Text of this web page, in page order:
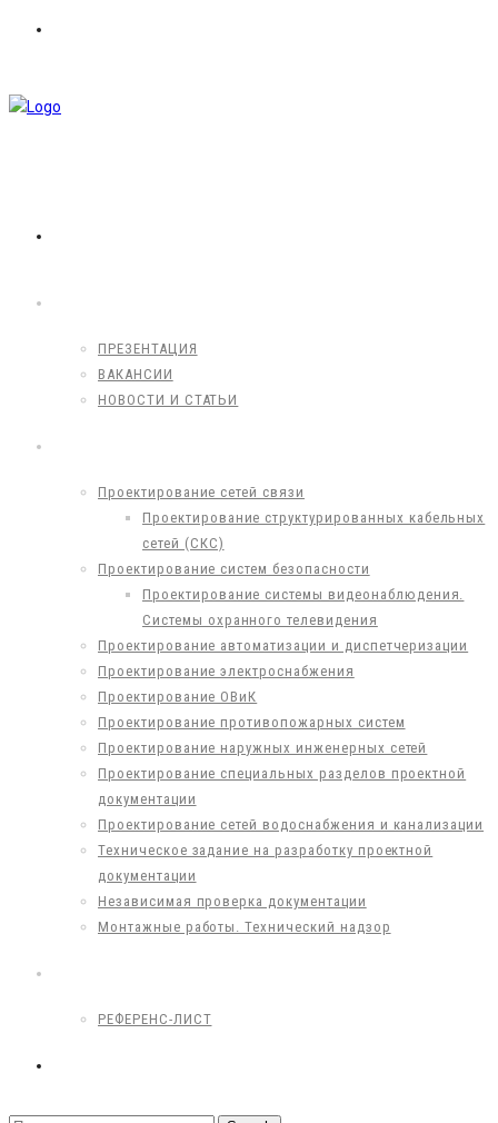
ПРЕЗЕНТАЦИЯ
ВАКАНСИИ
НОВОСТИ И СТАТЬИ
Проектирование сетей связи
Проектирование структурированных кабельных
сетей (СКС)
Проектирование систем безопасности
Проектирование системы видеонаблюдения.
Системы охранного телевидения
Проектирование автоматизации и диспетчеризации
Проектирование электроснабжения
Проектирование ОВиК
Проектирование противопожарных систем
Проектирование наружных инженерных сетей
Проектирование специальных разделов проектной
документации
Проектирование сетей водоснабжения и канализации
Техническое задание на разработку проектной
документации
Независимая проверка документации
Монтажные работы. Технический надзор
РЕФЕРЕНС-ЛИСТ